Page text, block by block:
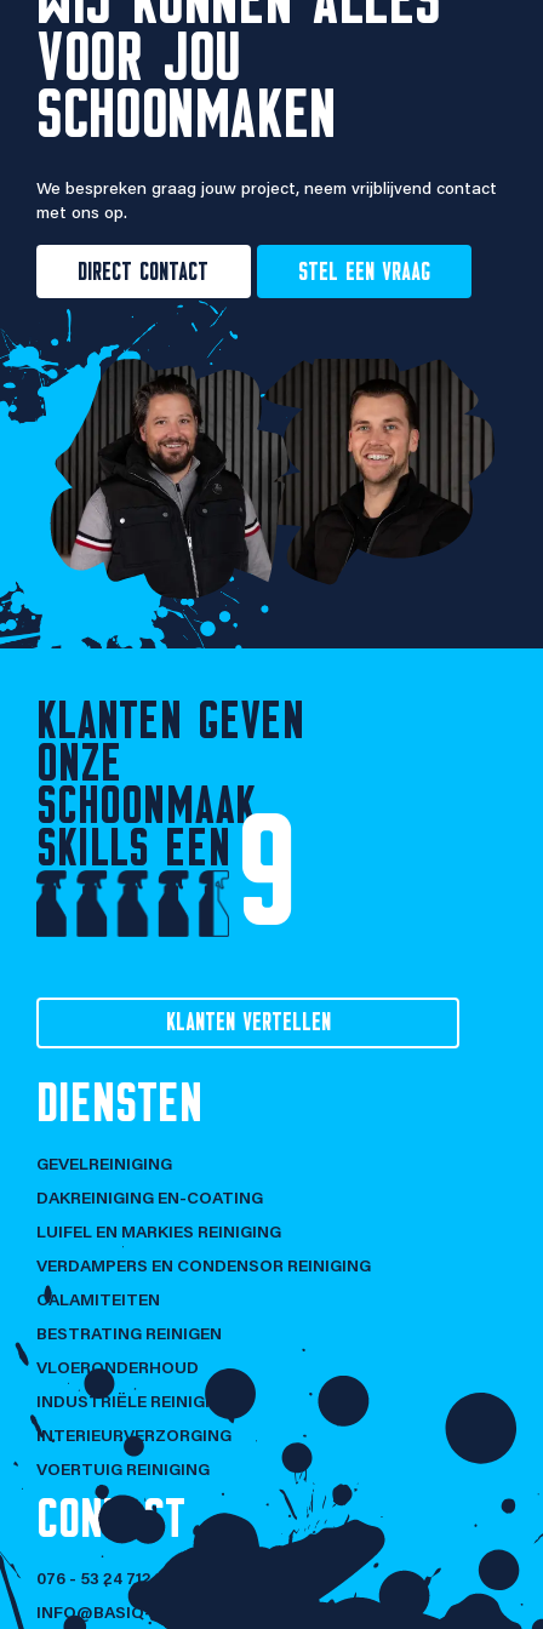
VOOR JOU
SCHOONMAKEN
We bespreken graag jouw project, neem vrijblijvend contact
met ons op.
DIRECT CONTACT STEL EEN VRAAG
KLANTEN GEVEN
ONZE
SCHOONMAAK
SKILLS EEN 9
KLANTEN VERTELLEN
DIENSTEN
GEVELREINIGING
DAKREINIGING EN-COATING
LUIFEL EN MARKIES REINIGING
VERDAMPERS EN CONDENSOR REINIGING
CALAMITEITEN
BESTRATING REINIGEN
VLOERONDERHOUD
INDUSTRIËLE REINIGING
INTERIEURVERZORGING
VOERTUIG REINIGING
CONTACT
076 - 53 24 712
INFO@BASIQ-CLEANING.NL